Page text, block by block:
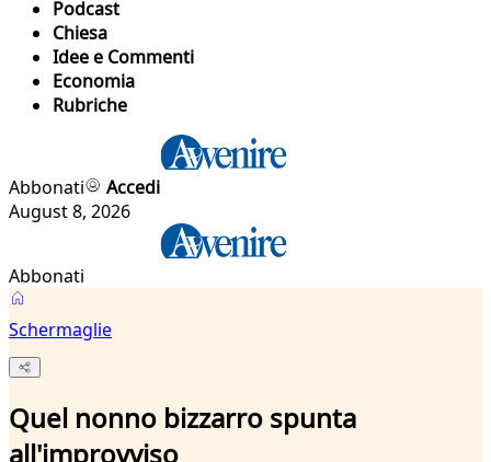
Podcast
Chiesa
Idee e Commenti
Economia
Rubriche
Abbonati
Accedi
August 8, 2026
Abbonati
Schermaglie
Quel nonno bizzarro spunta
all'improvviso